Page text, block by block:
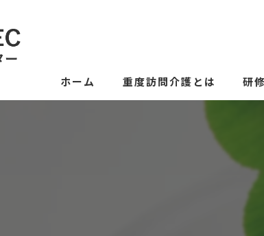
ホーム 重度訪問介護とは 研